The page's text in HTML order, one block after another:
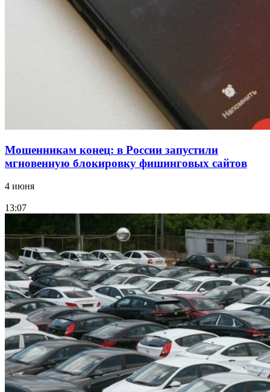
Волгоградские компании нарастили экспорт:
заключены контракты на 3,6 млн долларов
Мошенникам конец: в России запустили
мгновенную блокировку фишинговых сайтов
4 июня
13:07